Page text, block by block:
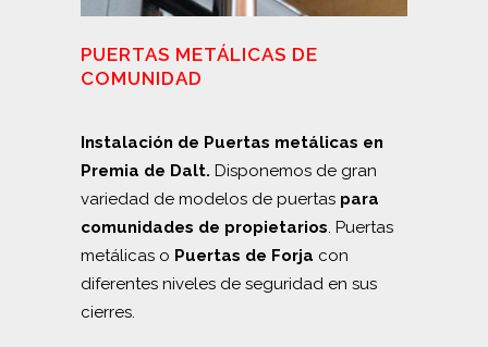
PUERTAS METÁLICAS DE
COMUNIDAD
Instalación de Puertas metálicas en
Premia de Dalt. Disponemos de gran
variedad de modelos de puertas para
comunidades de propietarios. Puertas
metálicas o Puertas de Forja con
diferentes niveles de seguridad en sus
cierres.